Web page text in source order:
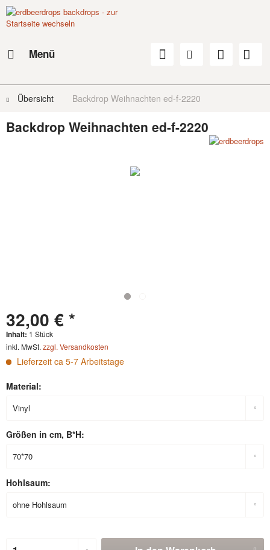
Menü
Übersicht Backdrop Weihnachten ed-f-2220
Backdrop Weihnachten ed-f-2220
32,00 € *
Inhalt: 1 Stück
inkl. MwSt. zzgl. Versandkosten
Lieferzeit ca 5-7 Arbeitstage
Material:
Größen in cm, B*H:
Hohlsaum: